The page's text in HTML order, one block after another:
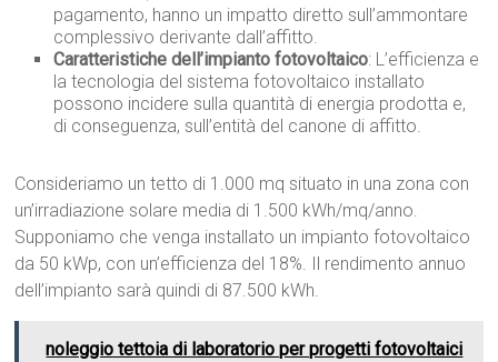
pagamento, hanno un impatto diretto sull’ammontare
complessivo derivante dall’affitto.
Caratteristiche dell’impianto fotovoltaico: L’efficienza e
la tecnologia del sistema fotovoltaico installato
possono incidere sulla quantità di energia prodotta e,
di conseguenza, sull’entità del canone di affitto.
Consideriamo un tetto di 1.000 mq situato in una zona con
un’irradiazione solare media di 1.500 kWh/mq/anno.
Supponiamo che venga installato un impianto fotovoltaico
da 50 kWp, con un’efficienza del 18%. Il rendimento annuo
dell’impianto sarà quindi di 87.500 kWh.
noleggio tettoia di laboratorio per progetti fotovoltaici